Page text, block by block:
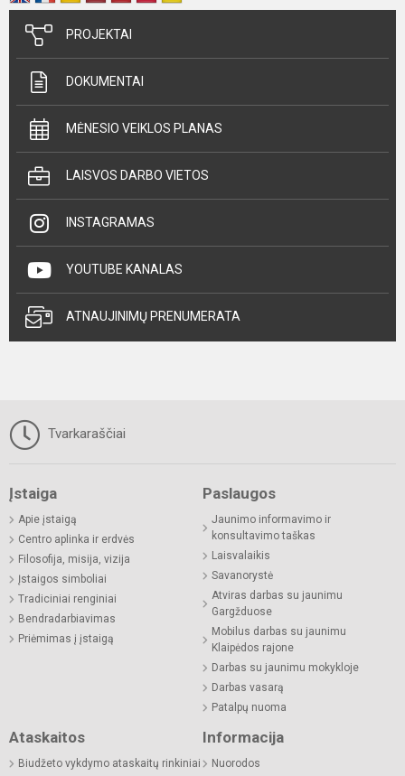
PROJEKTAI
DOKUMENTAI
MĖNESIO VEIKLOS PLANAS
LAISVOS DARBO VIETOS
INSTAGRAMAS
YOUTUBE KANALAS
ATNAUJINIMŲ PRENUMERATA
Tvarkaraščiai
Įstaiga
Apie įstaigą
Centro aplinka ir erdvės
Filosofija, misija, vizija
Įstaigos simboliai
Tradiciniai renginiai
Bendradarbiavimas
Priėmimas į įstaigą
Paslaugos
Jaunimo informavimo ir
konsultavimo taškas
Laisvalaikis
Savanorystė
Atviras darbas su jaunimu
Gargžduose
Mobilus darbas su jaunimu
Klaipėdos rajone
Darbas su jaunimu mokykloje
Darbas vasarą
Patalpų nuoma
Ataskaitos
Biudžeto vykdymo ataskaitų rinkiniai
Informacija
Nuorodos